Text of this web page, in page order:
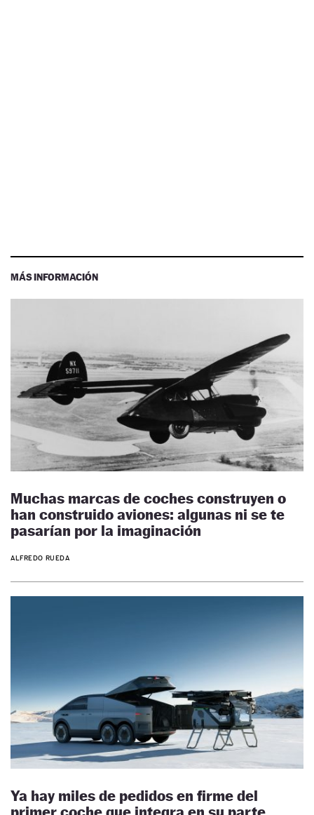
MÁS INFORMACIÓN
Muchas marcas de coches construyen o
han construido aviones: algunas ni se te
pasarían por la imaginación
ALFREDO RUEDA
Ya hay miles de pedidos en firme del